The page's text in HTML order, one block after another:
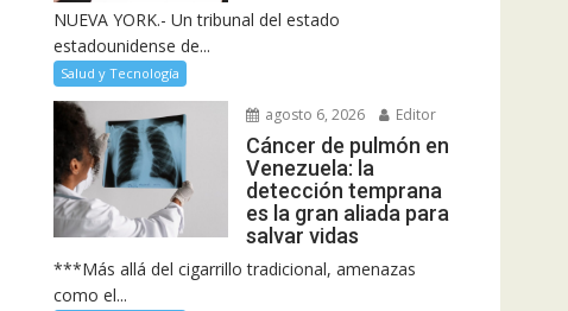
NUEVA YORK.- Un tribunal del estado
estadounidense de...
Salud y Tecnología
agosto 6, 2026 Editor
Cáncer de pulmón en
Venezuela: la
detección temprana
es la gran aliada para
salvar vidas
***Más allá del cigarrillo tradicional, amenazas
como el...